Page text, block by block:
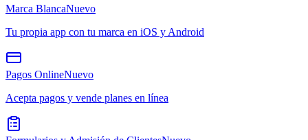
Marca BlancaNuevo
Tu propia app con tu marca en iOS y Android
Pagos OnlineNuevo
Acepta pagos y vende planes en línea